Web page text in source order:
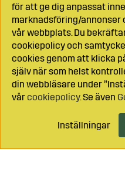
Lägg i
för att ge dig anpassat
marknadsföring/annonser
vår webbplats. Du
cookiepolicy och
cookies genom att klicka
själv när som helst
din webbläsare under
vårcookiepolicy. Se även
Inställningar